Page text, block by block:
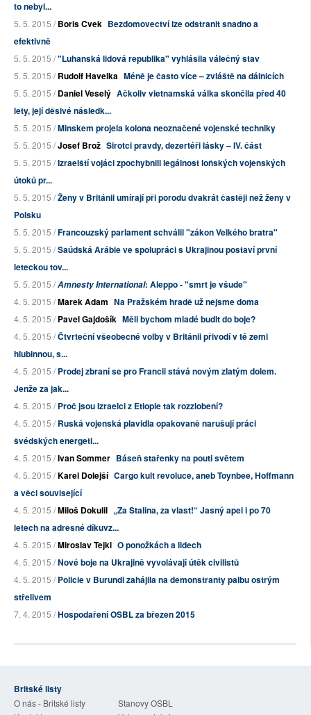
to nebyl...
5. 5. 2015 /Boris Cvek Bezdomovectví lze odstranit snadno a
efektivně
5. 5. 2015 /"Luhanská lidová republika" vyhlásila válečný stav
5. 5. 2015 /Rudolf Havelka Méně je často více – zvláště na dálnicích
5. 5. 2015 /Daniel Veselý Ačkoliv vietnamská válka skončila před 40
lety, její děsivé následk...
5. 5. 2015 /Minskem projela kolona neoznačené vojenské techniky
5. 5. 2015 /Josef Brož Sirotci pravdy, dezertéři lásky – IV. část
5. 5. 2015 /Izraelští vojáci zpochybnili legálnost loňských vojenských
útoků pr...
5. 5. 2015 /Ženy v Británii umírají při porodu dvakrát častěji než ženy v
Polsku
5. 5. 2015 /Francouzský parlament schválil "zákon Velkého bratra"
5. 5. 2015 /Saúdská Arábie ve spolupráci s Ukrajinou postaví první
leteckou tov...
5. 5. 2015 /Amnesty International: Aleppo - "smrt je všude"
4. 5. 2015 /Marek Adam Na Pražském hradě už nejsme doma
4. 5. 2015 /Pavel Gajdošík Měli bychom mladé budit do boje?
4. 5. 2015 /Čtvrteční všeobecné volby v Británii přivodí v té zemi
hlubinnou, s...
4. 5. 2015 /Prodej zbraní se pro Francii stává novým zlatým dolem.
Jenže za jak...
4. 5. 2015 /Proč jsou Izraelci z Etiopie tak rozzlobení?
4. 5. 2015 /Ruská vojenská plavidla opakovaně narušují práci
švédských energeti...
4. 5. 2015 /Ivan Sommer Báseň stařenky na pouti světem
4. 5. 2015 /Karel Dolejší Cargo kult revoluce, aneb Toynbee, Hoffmann
a věci související
4. 5. 2015 /Miloš Dokulil „Za Stalina, za vlast!“ Jasný apel i po 70
letech na adresné díkuvz...
4. 5. 2015 /Miroslav Tejkl O ponožkách a lidech
4. 5. 2015 /Nové boje na Ukrajině vyvolávají útěk civilistů
4. 5. 2015 /Policie v Burundi zahájila na demonstranty palbu ostrým
střelivem
7. 4. 2015 /Hospodaření OSBL za březen 2015
Britské listy
O nás - Britské listy
Stanovy OSBL